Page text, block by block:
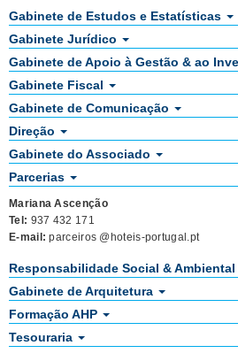
Gabinete de Estudos e Estatísticas
Gabinete Jurídico
Gabinete de Apoio à Gestão & ao
Gabinete Fiscal
Gabinete de Comunicação
Direção
Gabinete do Associado
Parcerias
Mariana Ascenção
Tel: 937 432 171
E-mail: parceiros @hoteis-portugal.pt
Responsabilidade Social & Ambiental
Gabinete de Arquitetura
Formação AHP
Tesouraria